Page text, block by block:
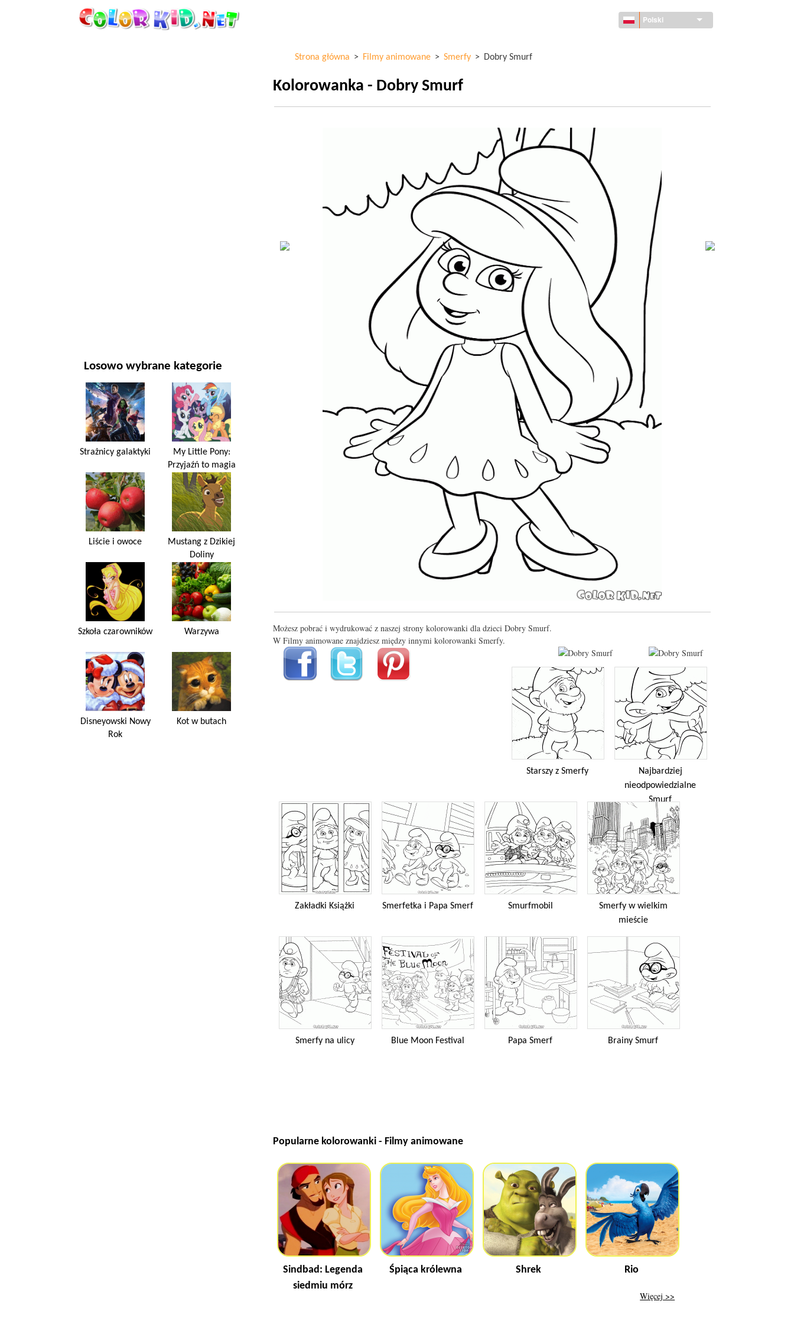
Polski
Losowo wybrane kategorie
Strażnicy galaktyki
My Little Pony:
Przyjaźń to magia
Liście i owoce
Mustang z Dzikiej
Doliny
Szkoła czarowników Warzywa
Disneyowski Nowy
Rok
Kot w butach
Strona główna > Filmy animowane > Smerfy > Dobry Smurf
Kolorowanka - Dobry Smurf
Możesz pobrać i wydrukować z naszej strony kolorowanki dla dzieci Dobry Smurf.
W Filmy animowane znajdziesz między innymi kolorowanki Smerfy.
Starszy z Smerfy
Najbardziej
nieodpowiedzialne
Smurf
Zakładki Książki Smerfetka i Papa Smerf Smurfmobil
Smerfy w wielkim
mieście
Smerfy na ulicy Blue Moon Festival Papa Smerf Brainy Smurf
Popularne kolorowanki - Filmy animowane
Sindbad: Legenda
siedmiu mórz
Śpiąca królewna Shrek Rio
Więcej >>